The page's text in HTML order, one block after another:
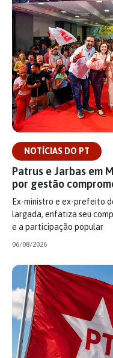
NOTÍCIAS DO PT
Patrus e Jarbas em
por gestão
Ex-ministro e ex-prefeito
largada, enfatiza seu
e a participação popular
06/08/2026